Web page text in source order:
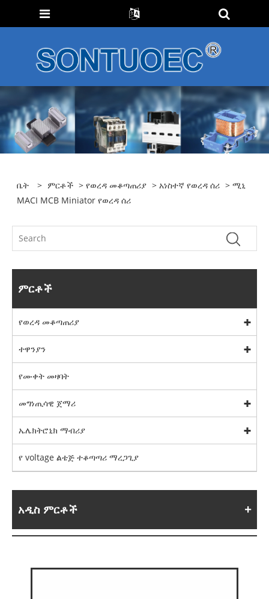
ቤት > ምርቶች >የወረዳ መቆጣጠሪያ >አነስተኛ የወረዳ ሰሪ > ሚኒ
MACI MCB Miniator የወረዳ ሰሪ
ምርቶች
የወረዳ መቆጣጠሪያ
ተዋንያን
የሙቀት መዛባት
መግነጢሳዊ ጀማሪ
ኤሌክትሮኒክ ማብሪያ
የ voltage ልቴጅ ተቆጣጣሪ ማረጋጊያ
አዲስ ምርቶች